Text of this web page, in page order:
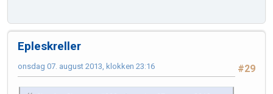
Epleskreller
#29
onsdag 07. august 2013, klokken 23:16